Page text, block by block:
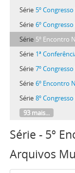
Série 5º Congresso
Série 6º Congresso
Série 5º Encontro
Série 1ª Conferência
Série 7º Congresso
Série 6º Encontro
Série 8º
93 mais...
Série - 5º
Arquivos